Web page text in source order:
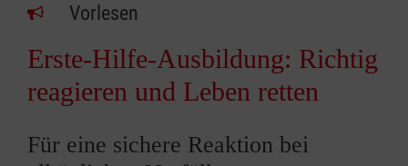
Vorlesen
Erste-Hilfe-Ausbildung: Richtig
reagieren und Leben retten
Für eine sichere Reaktion bei